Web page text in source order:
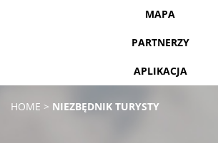
MAPA
PARTNERZY
APLIKACJA
HOME > NIEZBĘDNIK TURYSTY